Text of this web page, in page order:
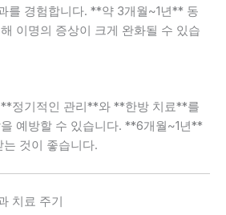
를 경험합니다. **약 3개월~1년** 동
이명의 증상이 크게 완화될 수 있습
정기적인 관리**와 **한방 치료**를
예방할 수 있습니다. **6개월~1년**
것이 좋습니다.
치료 주기